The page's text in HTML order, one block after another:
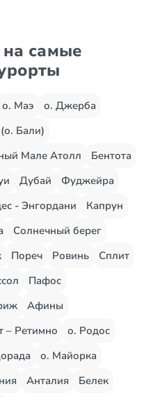
самые
о. Маэ
о. Джерба
Бали)
Мале Атолл
Бентота
Дубай
Фуджейра
- Энгордани
Капрун
Солнечный берег
Пореч Ровинь
Сплит
Пафос
Афины
– Ретимно
о. Родос
о. Майорка
Анталия
Белек